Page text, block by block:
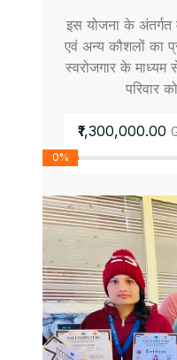
इस योजना के
एवं अन्य कौशलों का
स्वरोजगार के
परिवार
₹1,300,000.00
0%